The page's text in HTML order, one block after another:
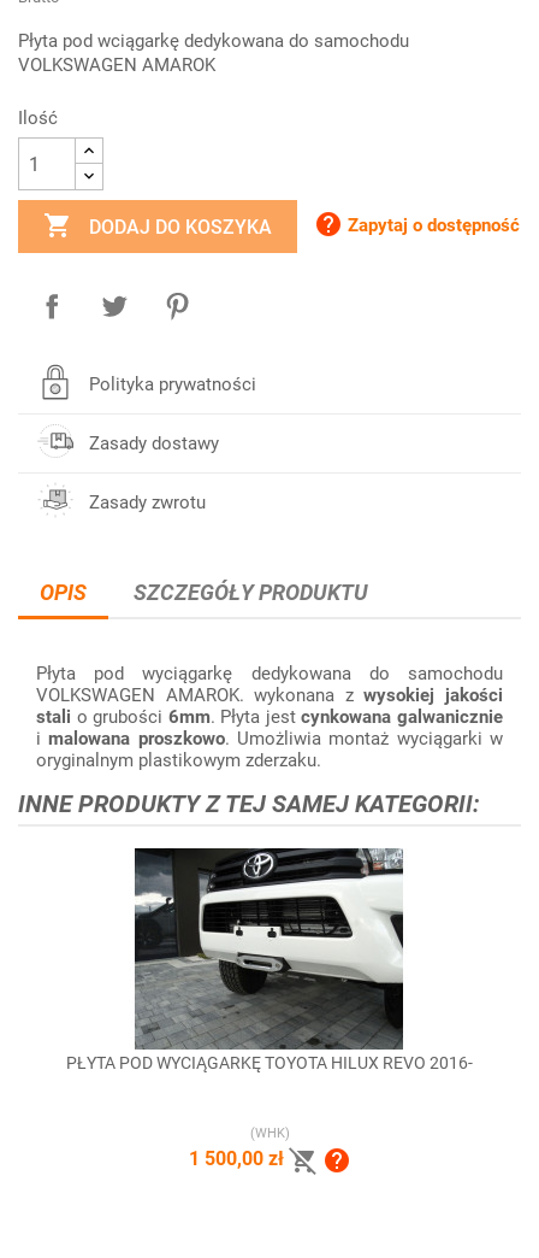
Płyta pod wciągarkę dedykowana do samochodu
VOLKSWAGEN AMAROK
Ilość
 DODAJ DO KOSZYKA  Zapytaj o dostępność
Polityka prywatności
Zasady dostawy
Zasady zwrotu
OPIS SZCZEGÓŁY PRODUKTU
Płyta pod wyciągarkę dedykowana do samochodu
VOLKSWAGEN AMAROK. wykonana zwysokiej jakości
stali o grubości 6mm. Płyta jestcynkowana galwanicznie
imalowana proszkowo. Umożliwia montaż wyciągarki w
oryginalnym plastikowym zderzaku.
INNE PRODUKTY Z TEJ SAMEJ KATEGORII:
PŁYTA POD WYCIĄGARKĘ TOYOTA HILUX REVO 2016-
(WHK)
1 500,00 zł  